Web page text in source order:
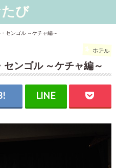
び
センゴル ～ケチャ編～
ホテル
ンゴル ～ケチャ編～